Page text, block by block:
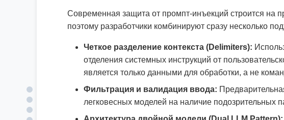
Современная защита от промпт-инъекций строится на
поэтому разработчики комбинируют сразу несколько
Четкое разделение контекста (Delimiters):
отделения системных инструкций от
является только данными для обработки, а не
Фильтрация и валидация ввода:
легковесных моделей на наличие подозрительных